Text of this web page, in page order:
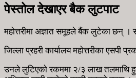
पेस्तोल देखाएर बैक लुटपाट
महोत्तरीमा अज्ञात समूहले बैंक लुटेका छन् ।
जिल्ला प्रहरी कार्यालय महोत्तरीका
उनले लुटिएको रकममा २/३ लाख तलमाथि